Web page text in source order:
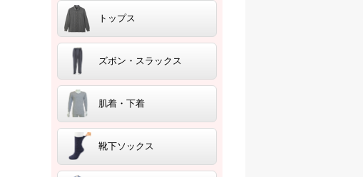
トップス
ズボン・スラックス
肌着・下着
靴下ソックス